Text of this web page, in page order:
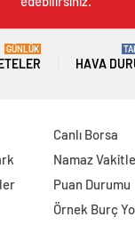
GÜNLÜK
HAVA
Canlı Borsa
Namaz
Puan Durumu
Örnek Burç